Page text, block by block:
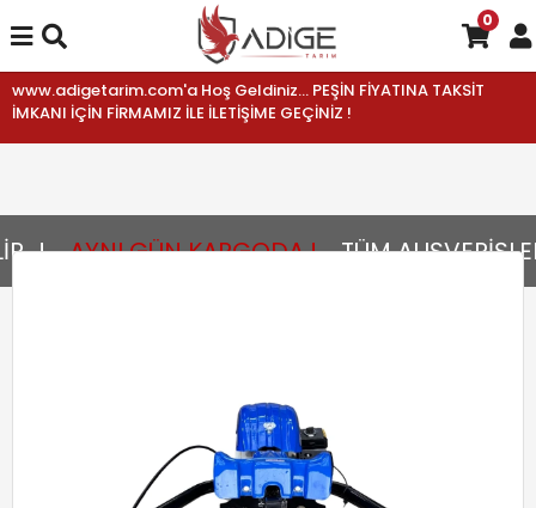
www.adigetarim.com'a Hoş Geldiniz... PEŞİN FİYATINA TAKSİT
İMKANI İÇİN FİRMAMIZ İLE İLETİŞİME GEÇİNİZ !
AYNI GÜN KARGODA ! TÜM
0